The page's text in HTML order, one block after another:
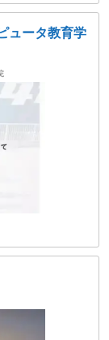
ュータ教育学